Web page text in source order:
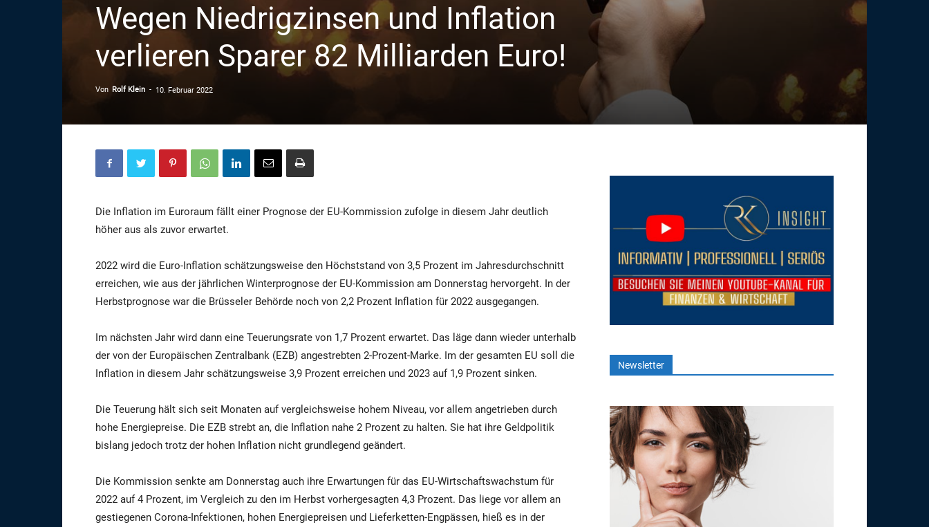
Wegen Niedrigzinsen und Inflation
verlieren Sparer 82 Milliarden Euro!
Von Rolf Klein - 10. Februar 2022
Die Inflation im Euroraum fällt einer Prognose der EU-Kommission zufolge in diesem Jahr deutlich
höher aus als zuvor erwartet.
2022 wird die Euro-Inflation schätzungsweise den Höchststand von 3,5 Prozent im Jahresdurchschnitt
erreichen, wie aus der jährlichen Winterprognose der EU-Kommission am Donnerstag hervorgeht. In der
Herbstprognose war die Brüsseler Behörde noch von 2,2 Prozent Inflation für 2022 ausgegangen.
Im nächsten Jahr wird dann eine Teuerungsrate von 1,7 Prozent erwartet. Das läge dann wieder unterhalb
der von der Europäischen Zentralbank (EZB) angestrebten 2-Prozent-Marke. Im der gesamten EU soll die
Inflation in diesem Jahr schätzungsweise 3,9 Prozent erreichen und 2023 auf 1,9 Prozent sinken.
Die Teuerung hält sich seit Monaten auf vergleichsweise hohem Niveau, vor allem angetrieben durch
hohe Energiepreise. Die EZB strebt an, die Inflation nahe 2 Prozent zu halten. Sie hat ihre Geldpolitik
bislang jedoch trotz der hohen Inflation nicht grundlegend geändert.
Die Kommission senkte am Donnerstag auch ihre Erwartungen für das EU-Wirtschaftswachstum für
2022 auf 4 Prozent, im Vergleich zu den im Herbst vorhergesagten 4,3 Prozent. Das liege vor allem an
gestiegenen Corona-Infektionen, hohen Energiepreisen und Lieferketten-Engpässen, hieß es in der
Newsletter